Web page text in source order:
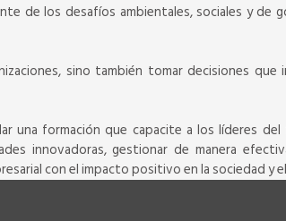
de los desafíos ambientales, sociales y de
sino también tomar decisiones
una formación que capacite a los líderes
innovadoras, gestionar de manera
con el impacto positivo en la sociedad y